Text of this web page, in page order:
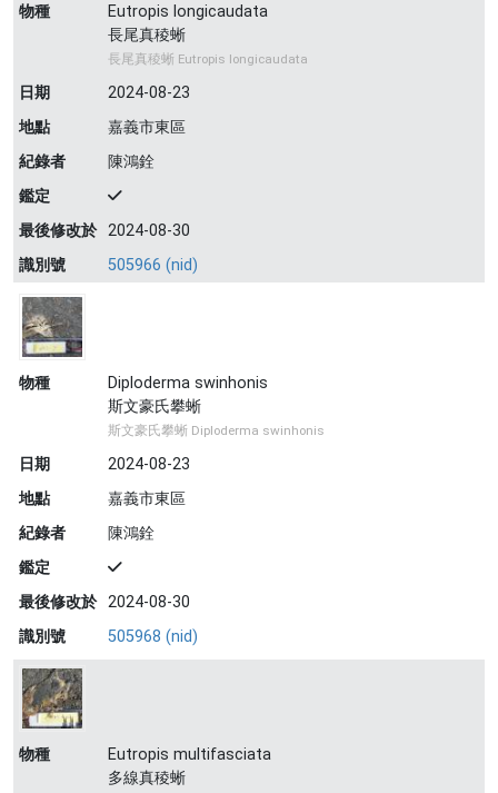
物種
Eutropis longicaudata
長尾真稜蜥
長尾真稜蜥 Eutropis longicaudata
日期
2024-08-23
地點
嘉義市東區
紀錄者
陳鴻銓
鑑定
最後修改於 2024-08-30
識別號
505966 (nid)
物種
Diploderma swinhonis
斯文豪氏攀蜥
斯文豪氏攀蜥 Diploderma swinhonis
日期
2024-08-23
地點
嘉義市東區
紀錄者
陳鴻銓
鑑定
最後修改於 2024-08-30
識別號
505968 (nid)
物種
Eutropis multifasciata
多線真稜蜥